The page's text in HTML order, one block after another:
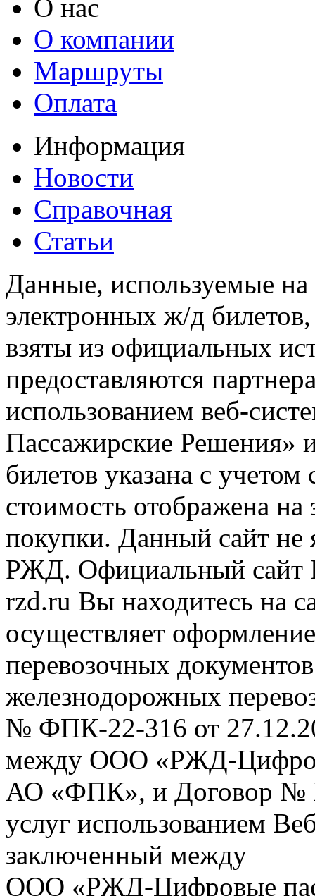
О нас
О компании
Маршруты
Оплата
Информация
Новости
Справочная
Статьи
Данные, используемые
электронных ж/д
взяты из официальных
предоставляются
использованием веб-
Пассажирские
билетов указана с
стоимость отображена
покупки. Данный сайт не
РЖД. Официальный сайт
rzd.ru Вы находитесь на
осуществляет
перевозочных
железнодорожных
№ ФПК-22-316 от
между ООО «РЖД-
АО «ФПК», и Договор №
услуг использованием
заключенный между
ООО «РЖД-Цифровые